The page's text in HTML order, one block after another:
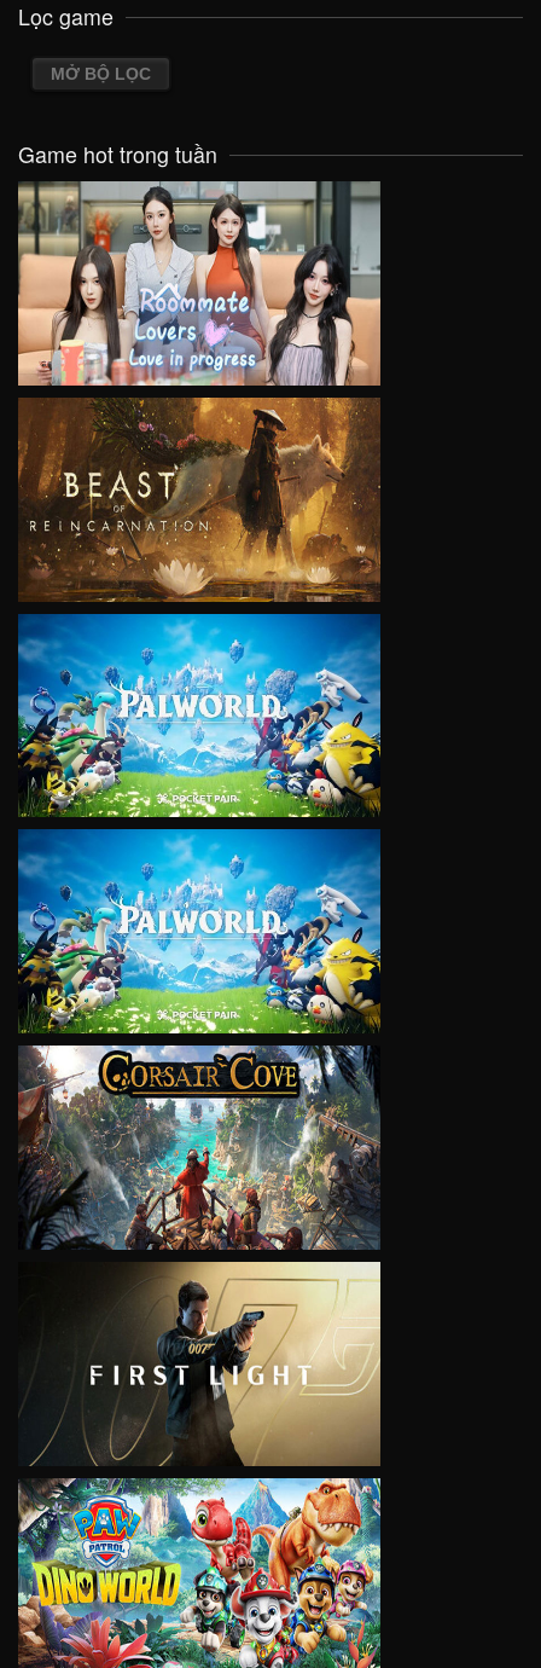
Lọc game
MỞ BỘ LỌC
Game hot trong tuần
VIEW
VIEW
VIEW
VIEW
VIEW
VIEW
VIEW